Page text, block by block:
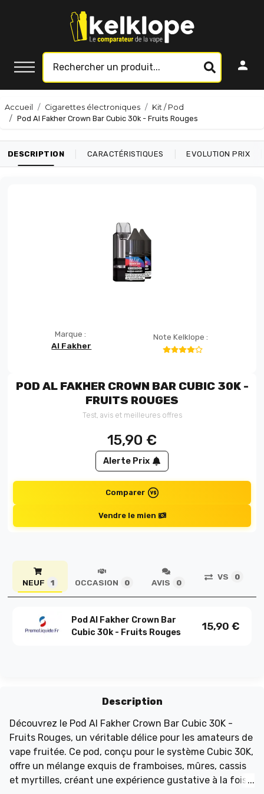
Accueil Cigarettes électroniques
Kit / Pod
Pod Al Fakher Crown Bar Cubic 30k - Fruits Rouges
DESCRIPTION CARACTÉRISTIQUES EVOLUTION PRIX
Marque :
Al Fakher
Note Kelklope :
POD AL FAKHER CROWN BAR CUBIC 30K -
FRUITS ROUGES
Test, avis et meilleures offres
15,90 €
Alerte Prix
Comparer
Vendre le mien
NEUF 1 OCCASION 0 AVIS 0
VS 0
Pod Al Fakher Crown Bar
Cubic 30k - Fruits Rouges
15,90 €
Description
Découvrez le Pod Al Fakher Crown Bar Cubic 30K -
Fruits Rouges, un véritable délice pour les amateurs de
vape fruitée. Ce pod, conçu pour le système Cubic 30K,
offre un mélange exquis de framboises, mûres, cassis
et myrtilles, créant une expérience gustative à la fois